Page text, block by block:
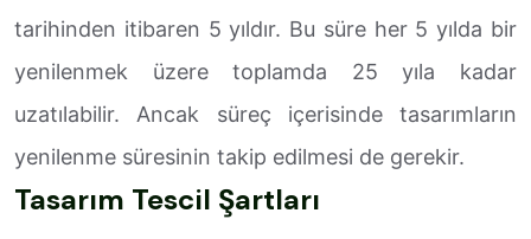
tarihinden itibaren 5 yıldır. Bu süre her 5 yılda bir
yenilenmek üzere toplamda 25 yıla kadar
uzatılabilir. Ancak süreç içerisinde tasarımların
yenilenme süresinin takip edilmesi de gerekir.
Tasarım Tescil Şartları